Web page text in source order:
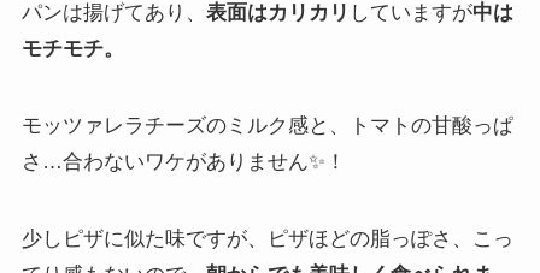
パンは揚げてあり、 表面はカリカリ していますが中は
モチモチ。
モッツァレラチーズのミルク感と、トマトの甘酸っぱ
さ…合わないワケがありません✨！
少しピザに似た味ですが、ピザほどの脂っぽさ、こっ